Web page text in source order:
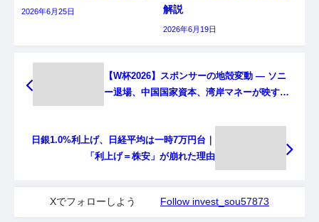
2026年6月25日
解説
2026年6月19日
【W杯2026】スポンサーの地殻変動 ― ソニ
ー退場、中国国家資本、湾岸マネーが映す世
日銀1.0%利上げ、日経平均は一時7万円台｜
「利上げ＝株安」が崩れた理由
Xでフォローしよう Follow invest_sou57873